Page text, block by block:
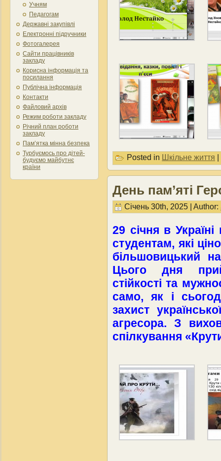
Учням
Педагогам
Державні закупівлі
Електронні підручники
Фотогалерея
Сайти працівників
закладу
Корисна інформація та
посилання
Публічна інформація
Контакти
Файловий архів
Режим роботи закладу
Річний план роботи
закладу
Пам’ятка мінна безпека
Турбуємось про дітей-
будуємо майбутнє
країни
Posted in Шкільне життя |
День пам’яті
Січень 30th, 2025 | Author:
29 січня в
студентам, які
більшовицький
Цього дня
стійкості та
само, як і
захист
агресора. З
спілкування